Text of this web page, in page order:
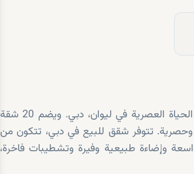
ألبا ريزيدنس Alba Residence هو مشروع سكني راقي يُعيد تعريف مفهوم الحياة العصرية في ليوان، دبي. ويضم 20 شقة
تتوفر شقق للبيع في دبي، تتكون من
وإضاءة طبيعية وفيرة وتشطيبات فاخرة،